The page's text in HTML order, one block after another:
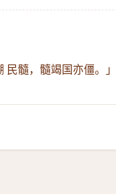
民髓，髓竭国亦僵。」